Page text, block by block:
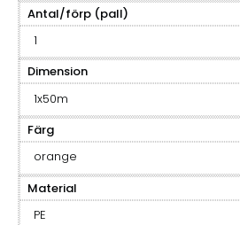
Antal/förp (pall)
1
Dimension
1x50m
Färg
orange
Material
PE